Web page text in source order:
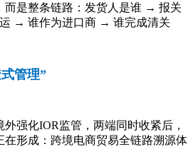
而是整条链路：发货人是谁 → 报关
→ 谁作为进口商 → 谁完成清关
管理”
强化IOR监管，两端同时收紧后，
在形成：跨境电商贸易全链路溯源体